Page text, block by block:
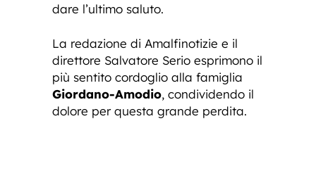
dare l’ultimo saluto.
La redazione di Amalfinotizie e il
direttore Salvatore Serio esprimono il
più sentito cordoglio alla famiglia
Giordano-Amodio, condividendo il
dolore per questa grande perdita.